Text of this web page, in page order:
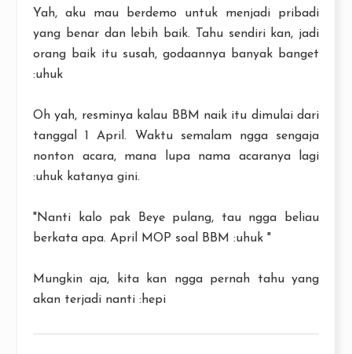
Yah, aku mau berdemo untuk menjadi pribadi
yang benar dan lebih baik. Tahu sendiri kan, jadi
orang baik itu susah, godaannya banyak banget
:uhuk
Oh yah, resminya kalau BBM naik itu dimulai dari
tanggal 1 April. Waktu semalam ngga sengaja
nonton acara, mana lupa nama acaranya lagi
:uhuk katanya gini.
"Nanti kalo pak Beye pulang, tau ngga beliau
berkata apa. April MOP soal BBM :uhuk "
Mungkin aja, kita kan ngga pernah tahu yang
akan terjadi nanti :hepi